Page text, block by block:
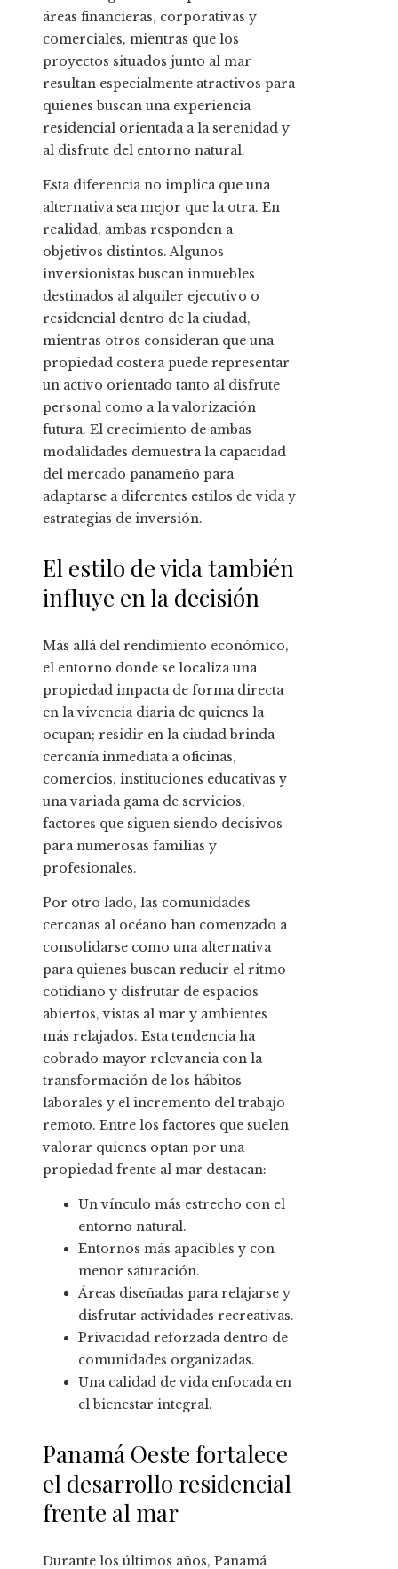
áreas financieras, corporativas y
comerciales, mientras que los
proyectos situados junto al mar
resultan especialmente atractivos para
quienes buscan una experiencia
residencial orientada a la serenidad y
al disfrute del entorno natural.
Esta diferencia no implica que una
alternativa sea mejor que la otra. En
realidad, ambas responden a
objetivos distintos. Algunos
inversionistas buscan inmuebles
destinados al alquiler ejecutivo o
residencial dentro de la ciudad,
mientras otros consideran que una
propiedad costera puede representar
un activo orientado tanto al disfrute
personal como a la valorización
futura. El crecimiento de ambas
modalidades demuestra la capacidad
del mercado panameño para
adaptarse a diferentes estilos de vida y
estrategias de inversión.
El estilo de vida también
influye en la decisión
Más allá del rendimiento económico,
el entorno donde se localiza una
propiedad impacta de forma directa
en la vivencia diaria de quienes la
ocupan; residir en la ciudad brinda
cercanía inmediata a oficinas,
comercios, instituciones educativas y
una variada gama de servicios,
factores que siguen siendo decisivos
para numerosas familias y
profesionales.
Por otro lado, las comunidades
cercanas al océano han comenzado a
consolidarse como una alternativa
para quienes buscan reducir el ritmo
cotidiano y disfrutar de espacios
abiertos, vistas al mar y ambientes
más relajados. Esta tendencia ha
cobrado mayor relevancia con la
transformación de los hábitos
laborales y el incremento del trabajo
remoto. Entre los factores que suelen
valorar quienes optan por una
propiedad frente al mar destacan:
Un vínculo más estrecho con el
entorno natural.
Entornos más apacibles y con
menor saturación.
Áreas diseñadas para relajarse y
disfrutar actividades recreativas.
Privacidad reforzada dentro de
comunidades organizadas.
Una calidad de vida enfocada en
el bienestar integral.
Panamá Oeste fortalece
el desarrollo residencial
frente al mar
Durante los últimos años, Panamá